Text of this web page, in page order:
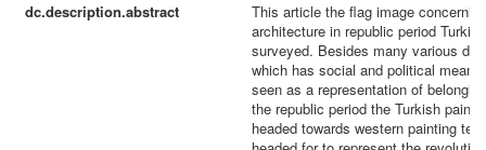
dc.description.abstract
This article the flag image concerning
architecture in republic period
surveyed. Besides many various
which has social and political
seen as a representation of
the republic period the Turkish
headed towards western painting